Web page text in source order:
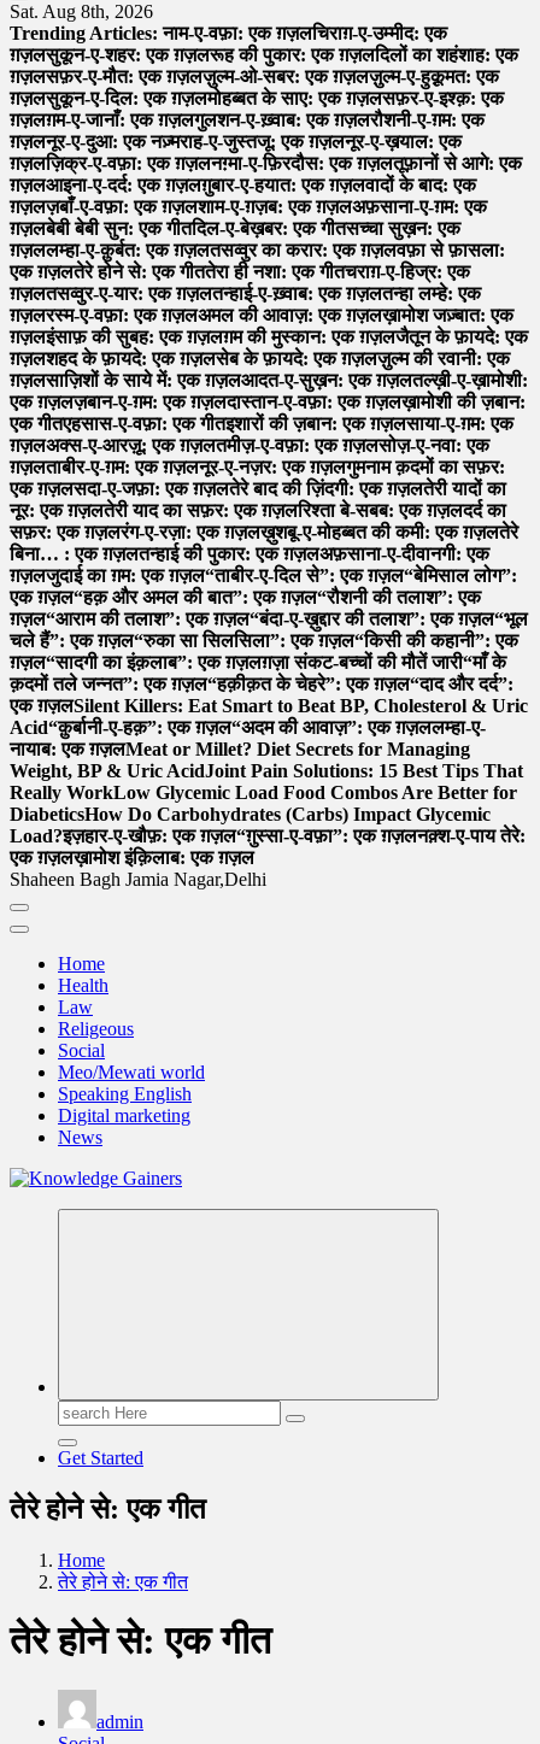
Sat. Aug 8th, 2026
Trending Articles: नाम-ए-वफ़ा: एक ग़ज़लचिराग़-ए-उम्मीद: एक
ग़ज़लसुकून-ए-शहर: एक ग़ज़लरूह की पुकार: एक ग़ज़लदिलों का शहंशाह: एक
ग़ज़लसफ़र-ए-मौत: एक ग़ज़लज़ुल्म-ओ-सबर: एक ग़ज़लज़ुल्म-ए-हुक़ूमत: एक
ग़ज़लसुकून-ए-दिल: एक ग़ज़लमोहब्बत के साए: एक ग़ज़लसफ़र-ए-इश्क़: एक
ग़ज़लग़म-ए-जानाँ: एक ग़ज़लगुलशन-ए-ख़्वाब: एक ग़ज़लरौशनी-ए-ग़म: एक
ग़ज़लनूर-ए-दुआ: एक नज़्मराह-ए-जुस्तजू: एक ग़ज़लनूर-ए-ख़याल: एक
ग़ज़लज़िक्र-ए-वफ़ा: एक ग़ज़लनग़्मा-ए-फ़िरदौस: एक ग़ज़लतूफ़ानों से आगे: एक
ग़ज़लआइना-ए-दर्द: एक ग़ज़लग़ुबार-ए-हयात: एक ग़ज़लवादों के बाद: एक
ग़ज़लज़बाँ-ए-वफ़ा: एक ग़ज़लशाम-ए-ग़ज़ब: एक ग़ज़लअफ़साना-ए-ग़म: एक
ग़ज़लबेबी बेबी सुन: एक गीतदिल-ए-बेख़बर: एक गीतसच्चा सुख़न: एक
ग़ज़ललम्हा-ए-क़ुर्बत: एक ग़ज़लतसव्वुर का करार: एक ग़ज़लवफ़ा से फ़ासला:
एक ग़ज़लतेरे होने से: एक गीततेरा ही नशा: एक गीतचराग़-ए-हिज्र: एक
ग़ज़लतसव्वुर-ए-यार: एक ग़ज़लतन्हाई-ए-ख़्वाब: एक ग़ज़लतन्हा लम्हे: एक
ग़ज़लरस्म-ए-वफ़ा: एक ग़ज़लअमल की आवाज़: एक ग़ज़लख़ामोश जज़्बात: एक
ग़ज़लइंसाफ़ की सुबह: एक ग़ज़लग़म की मुस्कान: एक ग़ज़लजैतून के फ़ायदे: एक
ग़ज़लशहद के फ़ायदे: एक ग़ज़लसेब के फ़ायदे: एक ग़ज़लज़ुल्म की रवानी: एक
ग़ज़लसाज़िशों के साये में: एक ग़ज़लआदत-ए-सुख़न: एक ग़ज़लतल्ख़ी-ए-ख़ामोशी:
एक ग़ज़लज़बान-ए-ग़म: एक ग़ज़लदास्तान-ए-वफ़ा: एक ग़ज़लख़ामोशी की ज़बान:
एक गीतएहसास-ए-वफ़ा: एक गीतइशारों की ज़बान: एक ग़ज़लसाया-ए-ग़म: एक
ग़ज़लअक्स-ए-आरज़ू: एक ग़ज़लतमीज़-ए-वफ़ा: एक ग़ज़लसोज़-ए-नवा: एक
ग़ज़लताबीर-ए-ग़म: एक ग़ज़लनूर-ए-नज़र: एक ग़ज़लगुमनाम क़दमों का सफ़र:
एक ग़ज़लसदा-ए-जफ़ा: एक ग़ज़लतेरे बाद की ज़िंदगी: एक ग़ज़लतेरी यादों का
नूर: एक ग़ज़लतेरी याद का सफ़र: एक ग़ज़लरिश्ता बे-सबब: एक ग़ज़लदर्द का
सफ़र: एक ग़ज़लरंग-ए-रज़ा: एक ग़ज़लख़ुशबू-ए-मोहब्बत की कमी: एक ग़ज़लतेरे
बिना… : एक ग़ज़लतन्हाई की पुकार: एक ग़ज़लअफ़साना-ए-दीवानगी: एक
ग़ज़लजुदाई का ग़म: एक ग़ज़ल“ताबीर-ए-दिल से”: एक ग़ज़ल“बेमिसाल लोग”:
एक ग़ज़ल“हक़ और अमल की बात”: एक ग़ज़ल“रौशनी की तलाश”: एक
ग़ज़ल“आराम की तलाश”: एक ग़ज़ल“बंदा-ए-ख़ुद्दार की तलाश”: एक ग़ज़ल“भूल
चले हैं”: एक ग़ज़ल“रुका सा सिलसिला”: एक ग़ज़ल“किसी की कहानी”: एक
ग़ज़ल“सादगी का इंक़लाब”: एक ग़ज़लग़ज़ा संकट-बच्चों की मौतें जारी“माँ के
क़दमों तले जन्नत”: एक ग़ज़ल“हक़ीक़त के चेहरे”: एक ग़ज़ल“दाद और दर्द”:
एक ग़ज़लSilent Killers: Eat Smart to Beat BP, Cholesterol & Uric
Acid“क़ुर्बानी-ए-हक़”: एक ग़ज़ल“अदम की आवाज़”: एक ग़ज़ललम्हा-ए-
नायाब: एक ग़ज़लMeat or Millet? Diet Secrets for Managing
Weight, BP & Uric AcidJoint Pain Solutions: 15 Best Tips That
Really WorkLow Glycemic Load Food Combos Are Better for
DiabeticsHow Do Carbohydrates (Carbs) Impact Glycemic
Load?इज़हार-ए-खौफ़: एक ग़ज़ल“ग़ुस्सा-ए-वफ़ा”: एक ग़ज़लनक़्श-ए-पाय तेरे:
एक ग़ज़लख़ामोश इंक़िलाब: एक ग़ज़ल
Shaheen Bagh Jamia Nagar,Delhi
Home
Health
Law
Religeous
Social
Meo/Mewati world
Speaking English
Digital marketing
News
Read & Spread
Search
for:
Get Started
तेरे होने से: एक गीत
Home
तेरे होने से: एक गीत
तेरे होने से: एक गीत
admin